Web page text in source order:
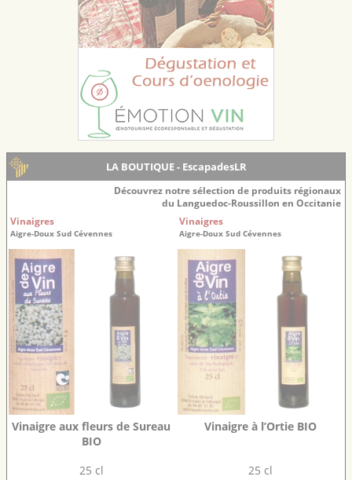
LA BOUTIQUE - EscapadesLR
Découvrez notre sélection de produits régionaux
du Languedoc-Roussillon en Occitanie
Vinaigres
Aigre-Doux Sud Cévennes
Vinaigre aux fleurs de Sureau
BIO
25 cl
Vinaigres
Aigre-Doux Sud Cévennes
Vinaigre à l’Ortie BIO
25 cl